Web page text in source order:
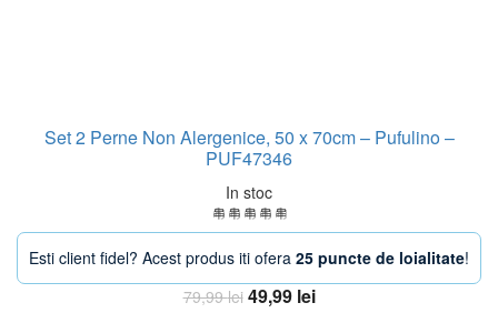
Set 2 Perne Non Alergenice, 50 x 70cm – Pufulino –
PUF47346
In stoc
Esti client fidel? Acest produs iti ofera 25 puncte de loialitate!
79,99lei Prețul
49,99 leiPrețul